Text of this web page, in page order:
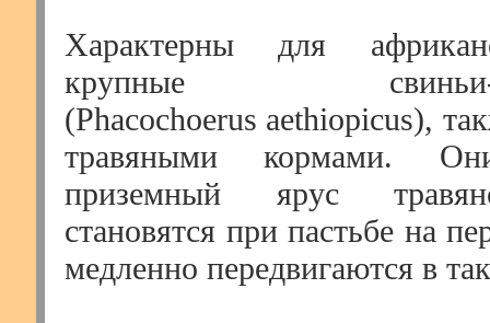
Характерны для
крупные свиньи-
(Phacochoerus aethiopicus),
травяными кормами.
приземный ярус
становятся при пастьбе на
медленно передвигаются в